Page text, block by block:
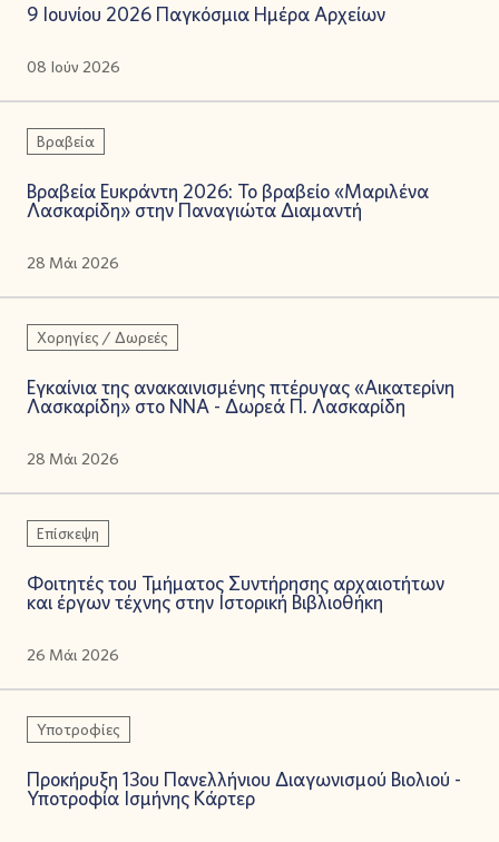
9 Ιουνίου 2026 Παγκόσμια Ημέρα Αρχείων
08 Ιούν 2026
Βραβεία
Βραβεία Ευκράντη 2026: Το βραβείο «Μαριλένα
Λασκαρίδη» στην Παναγιώτα Διαμαντή
28 Μάι 2026
Χορηγίες / Δωρεές
Εγκαίνια της ανακαινισμένης πτέρυγας «Αικατερίνη
Λασκαρίδη» στο ΝΝΑ - Δωρεά Π. Λασκαρίδη
28 Μάι 2026
Επίσκεψη
Φοιτητές του Τμήματος Συντήρησης αρχαιοτήτων
και έργων τέχνης στην Ιστορική Βιβλιοθήκη
26 Μάι 2026
Υποτροφίες
Προκήρυξη 13ου Πανελλήνιου Διαγωνισμού Βιολιού -
Υποτροφία Ισμήνης Κάρτερ